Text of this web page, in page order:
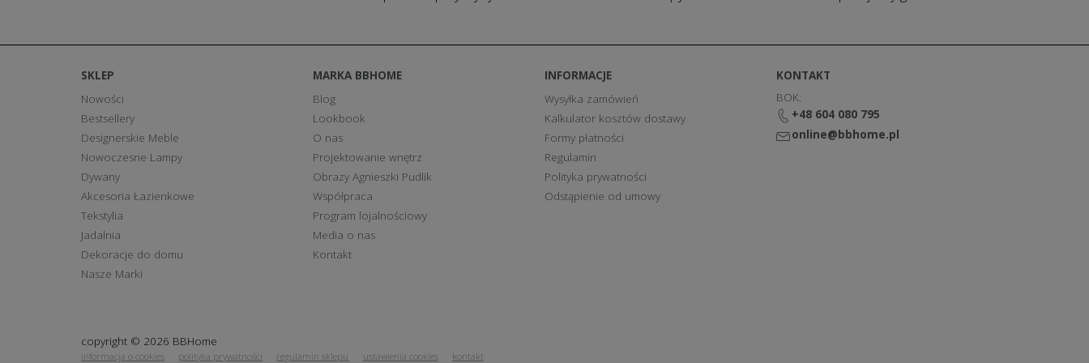
SKLEP
Nowości
Bestsellery
Designerskie Meble
Nowoczesne Lampy
Dywany
Akcesoria Łazienkowe
Tekstylia
Jadalnia
Dekoracje do domu
Nasze Marki
MARKA BBHOME
Blog
Lookbook
O nas
Projektowanie wnętrz
Obrazy Agnieszki Pudlik
Współpraca
Program lojalnościowy
Media o nas
Kontakt
INFORMACJE
Wysyłka zamówień
Kalkulator kosztów dostawy
Formy płatności
Regulamin
Polityka prywatności
Odstąpienie od umowy
KONTAKT
BOK:
+48 604 080 795
online@bbhome.pl
copyright © 2026 BBHome
informacja o cookies polityka prywatności regulamin sklepu ustawienia cookies kontakt